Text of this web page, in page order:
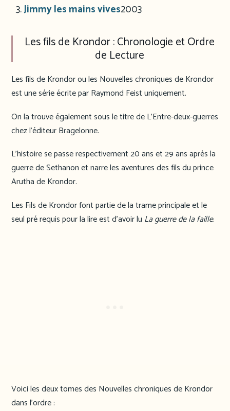
Jimmy les mains vives2003
Les fils de Krondor : Chronologie et Ordre
de Lecture
Les fils de Krondor ou les Nouvelles chroniques de Krondor
est une série écrite par Raymond Feist uniquement.
On la trouve également sous le titre de L’Entre-deux-guerres
chez l’éditeur Bragelonne.
L’histoire se passe respectivement 20 ans et 29 ans après la
guerre de Sethanon et narre les aventures des fils du prince
Arutha de Krondor.
Les Fils de Krondor font partie de la trame principale et le
seul pré requis pour la lire est d’avoir lu La guerre de la faille.
Voici les deux tomes des Nouvelles chroniques de Krondor
dans l’ordre :